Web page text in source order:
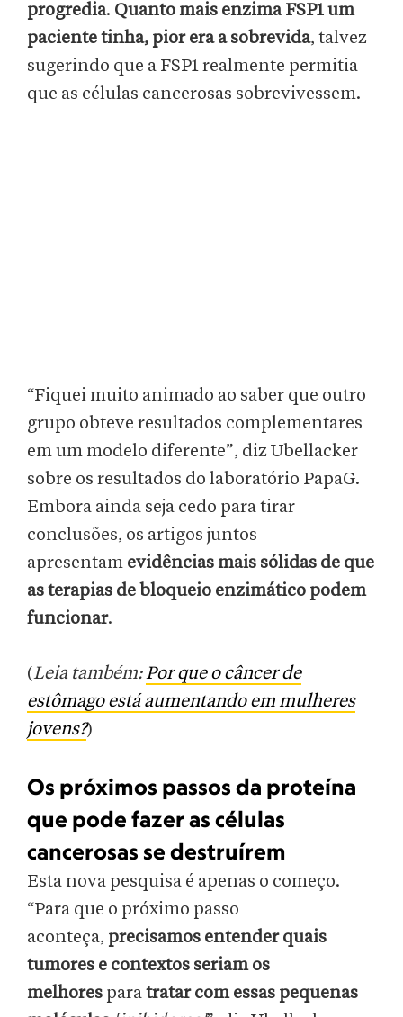
progredia. Quanto mais enzima FSP1 um
paciente tinha, pior era a sobrevida, talvez
sugerindo que a FSP1 realmente permitia
que as células cancerosas sobrevivessem.
“Fiquei muito animado ao saber que outro
grupo obteve resultados complementares
em um modelo diferente”, diz Ubellacker
sobre os resultados do laboratório PapaG.
Embora ainda seja cedo para tirar
conclusões, os artigos juntos
apresentam evidências mais sólidas de que
as terapias de bloqueio enzimático podem
funcionar.
(Leia também:Por que o câncer de
estômago está aumentando em mulheres
jovens?)
Os próximos passos da proteína
que pode fazer as células
cancerosas se destruírem
Esta nova pesquisa é apenas o começo.
“Para que o próximo passo
aconteça, precisamos entender quais
tumores e contextos seriam os
melhores paratratar com essas pequenas